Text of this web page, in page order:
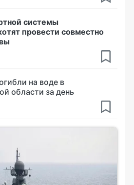
системы
провести совместно
на воде в
области за день